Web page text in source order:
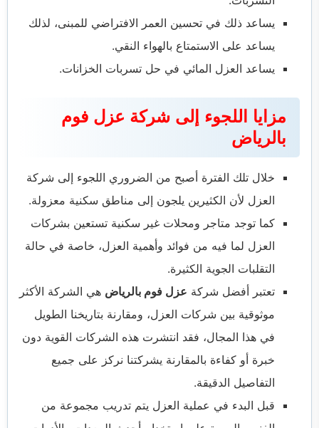
يساعد ذلك في تحسين العمر الافتراضي للمبنى، لذلك
يساعد على الاستمتاع بالهواء النقي.
يساعد العزل المائي في حل تسربات الخزانات.
مزايا اللجوء إلى شركة عزل فوم
بالرياض
خلال تلك الفترة أصبح من الضروري اللجوء إلى شركة
العزل لأن الكثيرين يلجون إلى مناطق سكنية معزولة.
كما توجد متاجر ومحلات غير سكنية تستعين بشركات
العزل لما فيه من فوائد وأهمية العزل، خاصة في حالة
التقلبات الجوية الكثيرة.
تعتبر أفضل شركة عزل فوم بالرياض هي الشركة الأكثر
موثوقية بين شركات العزل، ومقارنة بتاريخنا الطويل
في هذا المجال، فقد انتشرت هذه الشركات القوية دون
خبرة أو كفاءة بالمقارنة يشركتنا نركز على جميع
التفاصيل الدقيقة.
قبل البدء في عملية العزل يتم تدريب مجموعة من